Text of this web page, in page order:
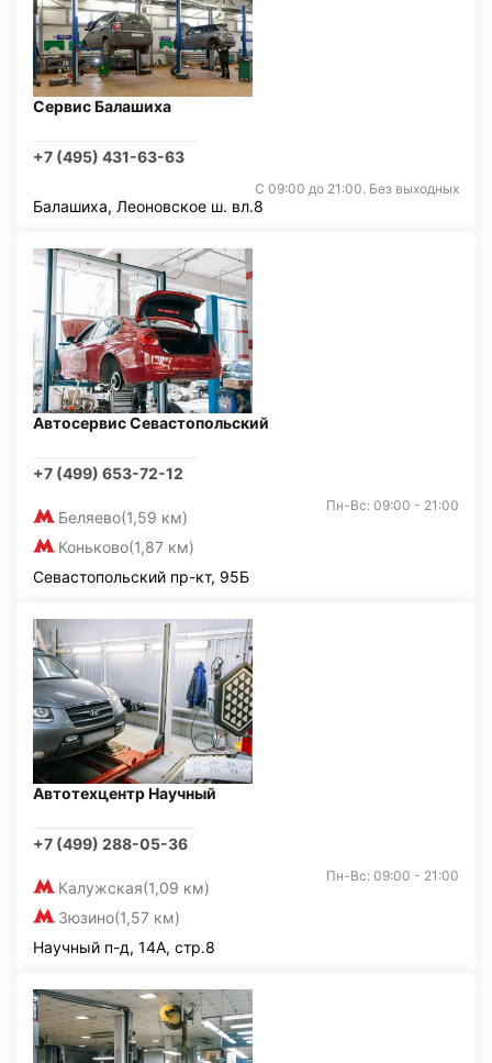
Сервис Балашиха
+7 (495) 431-63-63
С 09:00 до 21:00. Без выходных
Балашиха, Леоновское ш. вл.8
Автосервис Севастопольский
+7 (499) 653-72-12
Беляево(1,59 км)
Коньково(1,87 км)
Пн-Вс: 09:00 - 21:00
Севастопольский пр-кт, 95Б
Автотехцентр Научный
+7 (499) 288-05-36
Калужская(1,09 км)
Зюзино(1,57 км)
Пн-Вс: 09:00 - 21:00
Научный п-д, 14А, стр.8